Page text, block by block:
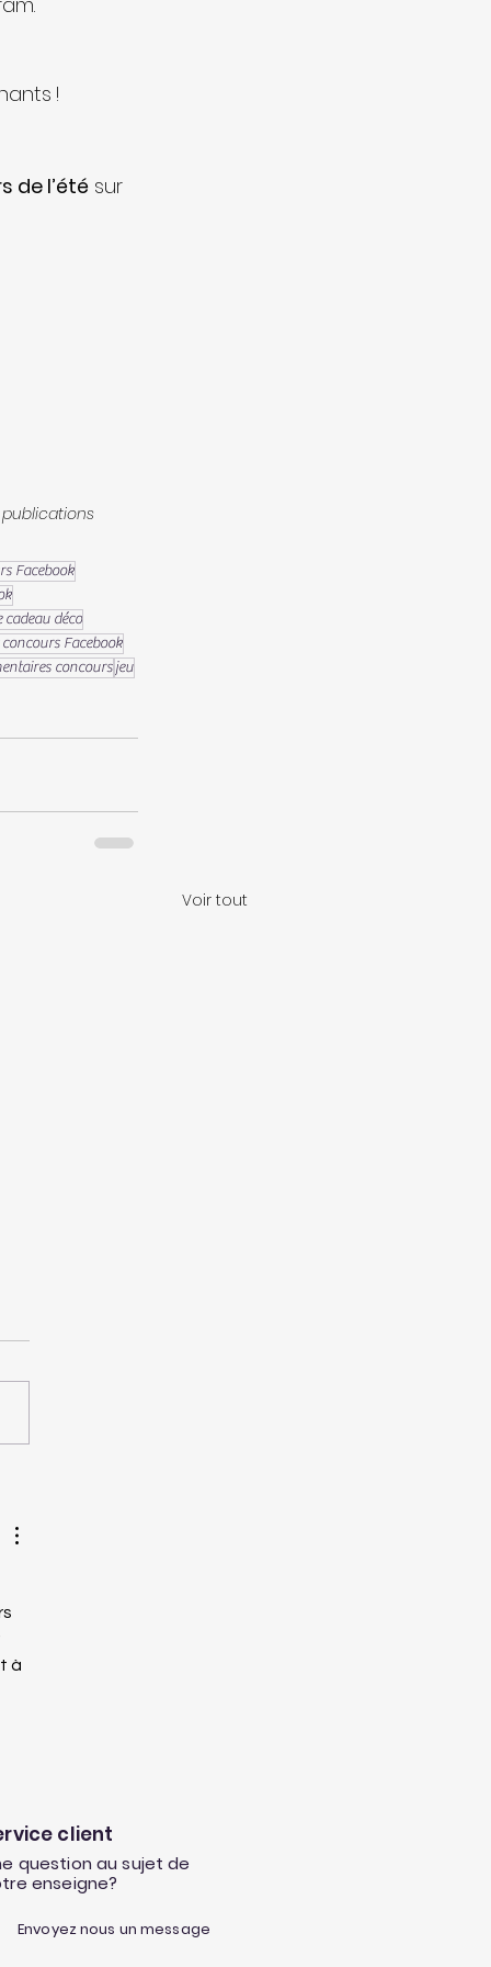
!
de l’été sur
Facebook
cadeau déco
Facebook
concoursjeu
Voir tout
à
client
question au sujet de
enseigne?
Envoyez nous un message